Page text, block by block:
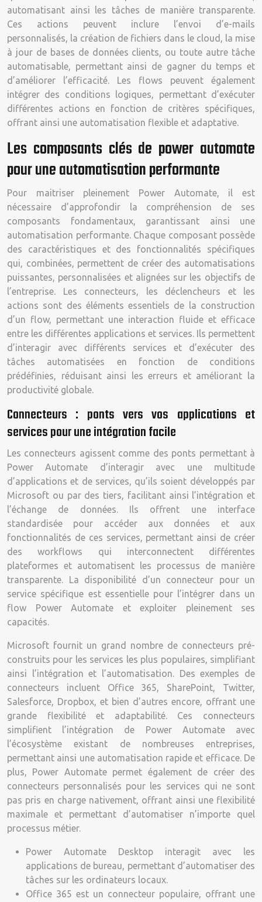
automatisant ainsi les tâches de manière transparente.
Ces actions peuvent inclure l’envoi d’e-mails
personnalisés, la création de fichiers dans le cloud, la mise
à jour de bases de données clients, ou toute autre tâche
automatisable, permettant ainsi de gagner du temps et
d’améliorer l’efficacité. Les flows peuvent également
intégrer des conditions logiques, permettant d’exécuter
différentes actions en fonction de critères spécifiques,
offrant ainsi une automatisation flexible et adaptative.
Les composants clés de power automate
pour une automatisation performante
Pour maitriser pleinement Power Automate, il est
nécessaire d’approfondir la compréhension de ses
composants fondamentaux, garantissant ainsi une
automatisation performante. Chaque composant possède
des caractéristiques et des fonctionnalités spécifiques
qui, combinées, permettent de créer des automatisations
puissantes, personnalisées et alignées sur les objectifs de
l’entreprise. Les connecteurs, les déclencheurs et les
actions sont des éléments essentiels de la construction
d’un flow, permettant une interaction fluide et efficace
entre les différentes applications et services. Ils permettent
d’interagir avec différents services et d’exécuter des
tâches automatisées en fonction de conditions
prédéfinies, réduisant ainsi les erreurs et améliorant la
productivité globale.
Connecteurs : ponts vers vos applications et
services pour une intégration facile
Les connecteurs agissent comme des ponts permettant à
Power Automate d’interagir avec une multitude
d’applications et de services, qu’ils soient développés par
Microsoft ou par des tiers, facilitant ainsi l’intégration et
l’échange de données. Ils offrent une interface
standardisée pour accéder aux données et aux
fonctionnalités de ces services, permettant ainsi de créer
des workflows qui interconnectent différentes
plateformes et automatisent les processus de manière
transparente. La disponibilité d’un connecteur pour un
service spécifique est essentielle pour l’intégrer dans un
flow Power Automate et exploiter pleinement ses
capacités.
Microsoft fournit un grand nombre de connecteurs pré-
construits pour les services les plus populaires, simplifiant
ainsi l’intégration et l’automatisation. Des exemples de
connecteurs incluent Office 365, SharePoint, Twitter,
Salesforce, Dropbox, et bien d’autres encore, offrant une
grande flexibilité et adaptabilité. Ces connecteurs
simplifient l’intégration de Power Automate avec
l’écosystème existant de nombreuses entreprises,
permettant ainsi une automatisation rapide et efficace. De
plus, Power Automate permet également de créer des
connecteurs personnalisés pour les services qui ne sont
pas pris en charge nativement, offrant ainsi une flexibilité
maximale et permettant d’automatiser n’importe quel
processus métier.
Power Automate Desktop interagit avec les
applications de bureau, permettant d’automatiser des
tâches sur les ordinateurs locaux.
Office 365 est un connecteur populaire, offrant une